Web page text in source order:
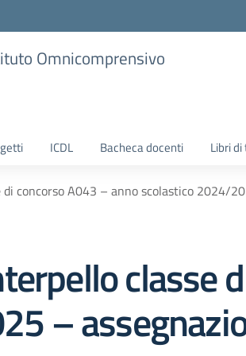
Omnicomprensivo
ICDL Bacheca docenti Libri
concorso A043 – anno scolastico 2024/
classe
–